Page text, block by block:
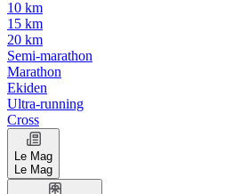
10 km
15 km
20 km
Semi-marathon
Marathon
Ekiden
Ultra-running
Cross
Le Mag
Le Mag